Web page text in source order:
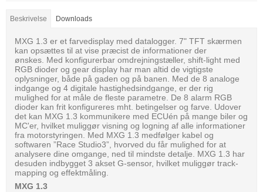
Beskrivelse Downloads
MXG 1.3 er et farvedisplay med datalogger. 7" TFT skærmen
kan opsættes til at vise præcist de informationer der
ønskes. Med konfigurerbar omdrejningstæller, shift-light med
RGB dioder og gear display har man altid de vigtigste
oplysninger, både på gaden og på banen. Med de 8 analoge
indgange og 4 digitale hastighedsindgange, er der rig
mulighed for at måle de fleste parametre. De 8 alarm RGB
dioder kan frit konfigureres mht. betingelser og farve. Udover
det kan MXG 1.3 kommunikere med ECUén på mange biler og
MC'er, hvilket muliggør visning og logning af alle informationer
fra motorstyringen. Med MXG 1.3 medfølger kabel og
softwaren ”Race Studio3”, hvorved du får mulighed for at
analysere dine omgange, ned til mindste detalje. MXG 1.3 har
desuden indbygget 3 akset G-sensor, hvilket muliggør track-
mapping og effektmåling.
MXG 1.3